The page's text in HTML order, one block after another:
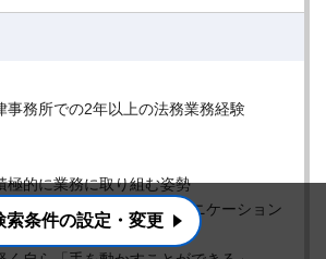
事務所での2年以上の法務業務経験
極的に業務に取り組む姿勢
に業務を進められるコミュニケーション
索条件の設定・変更